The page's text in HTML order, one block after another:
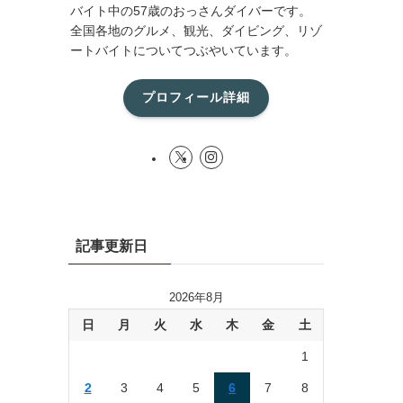
バイト中の57歳のおっさんダイバーです。
全国各地のグルメ、観光、ダイビング、リゾ
ートバイトについてつぶやいています。
プロフィール詳細
記事更新日
2026年8月
日 月 火 水 木 金 土
1
2 3 4 5 6 7 8